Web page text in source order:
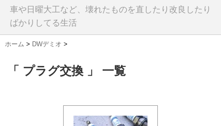
車や日曜大工など、壊れたものを直したり改良したり
ばかりしてる生活
ホーム > DWデミオ >
「 プラグ交換 」 一覧